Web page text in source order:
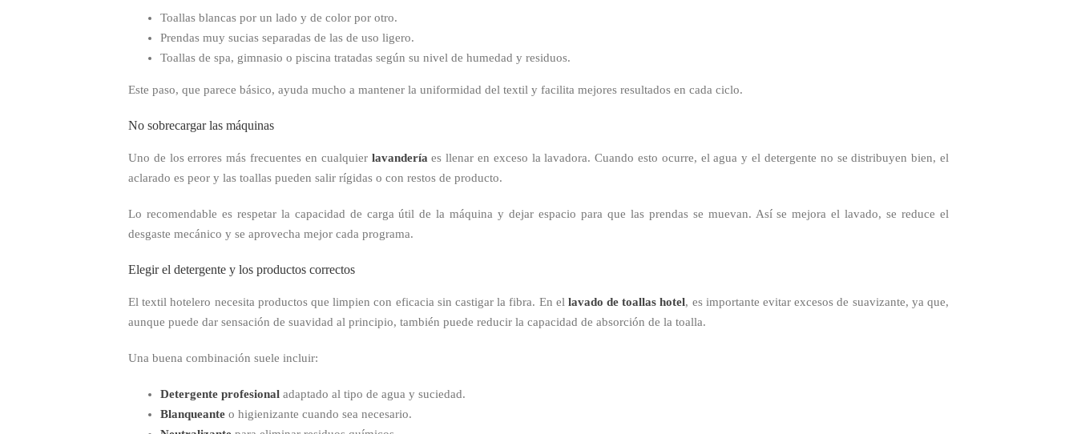
Toallas blancas por un lado y de color por otro.
Prendas muy sucias separadas de las de uso ligero.
Toallas de spa, gimnasio o piscina tratadas según su nivel de humedad y residuos.
Este paso, que parece básico, ayuda mucho a mantener la uniformidad del textil y facilita mejores resultados en cada ciclo.
No sobrecargar las máquinas
Uno de los errores más frecuentes en cualquier lavandería es llenar en exceso la lavadora. Cuando esto ocurre, el agua y el detergente no se distribuyen bien, el
aclarado es peor y las toallas pueden salir rígidas o con restos de producto.
Lo recomendable es respetar la capacidad de carga útil de la máquina y dejar espacio para que las prendas se muevan. Así se mejora el lavado, se reduce el
desgaste mecánico y se aprovecha mejor cada programa.
Elegir el detergente y los productos correctos
El textil hotelero necesita productos que limpien con eficacia sin castigar la fibra. En el lavado de toallas hotel, es importante evitar excesos de suavizante, ya que,
aunque puede dar sensación de suavidad al principio, también puede reducir la capacidad de absorción de la toalla.
Una buena combinación suele incluir:
Detergente profesional adaptado al tipo de agua y suciedad.
Blanqueante o higienizante cuando sea necesario.